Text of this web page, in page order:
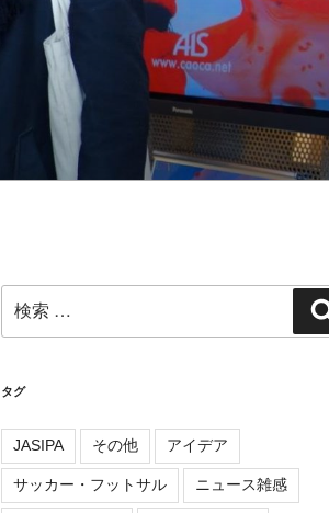
索:
タグ
JASIPA その他 アイデア
サッカー・フットサル ニュース雑感